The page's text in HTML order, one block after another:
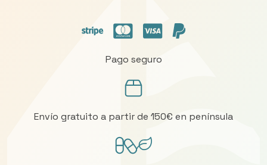
Pago seguro
Envío gratuito a partir de 150€ en península